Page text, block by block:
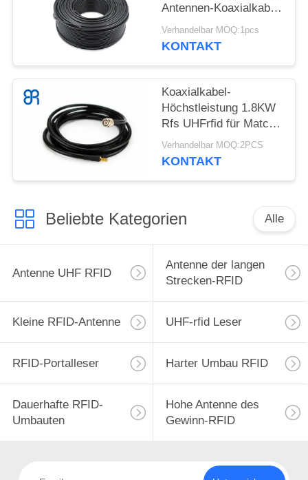
SITEMAP
DATENSCHUTZRICHTLINIE
Antennen-Koaxialkabel
VSWR 5-3000MHZ
Verhandelbar MOQ:1pcs
KONTAKT
Koaxialkabel-
Höchstleistung 1.8KW
Rfs UHFrfid für Match
TNC/N/SMA-
Verbindungsstücke
Verhandelbar MOQ:2PCS
KONTAKT
Beliebte Kategorien Alle
Antenne UHF RFID
Antenne der langen
Strecken-RFID
Kleine RFID-Antenne UHF-rfid Leser
RFID-Portalleser Harter Umbau RFID
Dauerhafte RFID-
Umbauten
Hohe Antenne des
Gewinn-RFID